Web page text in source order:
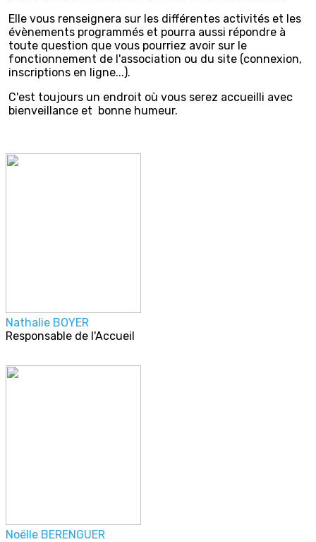
Elle vous renseignera sur les différentes activités et les
évènements programmés et pourra aussi répondre à
toute question que vous pourriez avoir sur le
fonctionnement de l'association ou du site (connexion,
inscriptions en ligne...).
C'est toujours un endroit où vous serez accueilli avec
bienveillance et bonne humeur.
Nathalie BOYER
Responsable de l'Accueil
Noëlle BERENGUER